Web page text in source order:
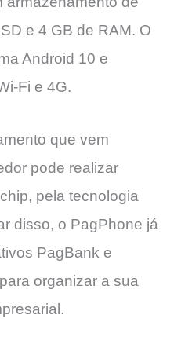
e 4 GB de RAM. O
Android 10 e
Fi e 4G.
que vem
pode realizar
pela tecnologia
disso, o PagPhone já
PagBank e
organizar a sua